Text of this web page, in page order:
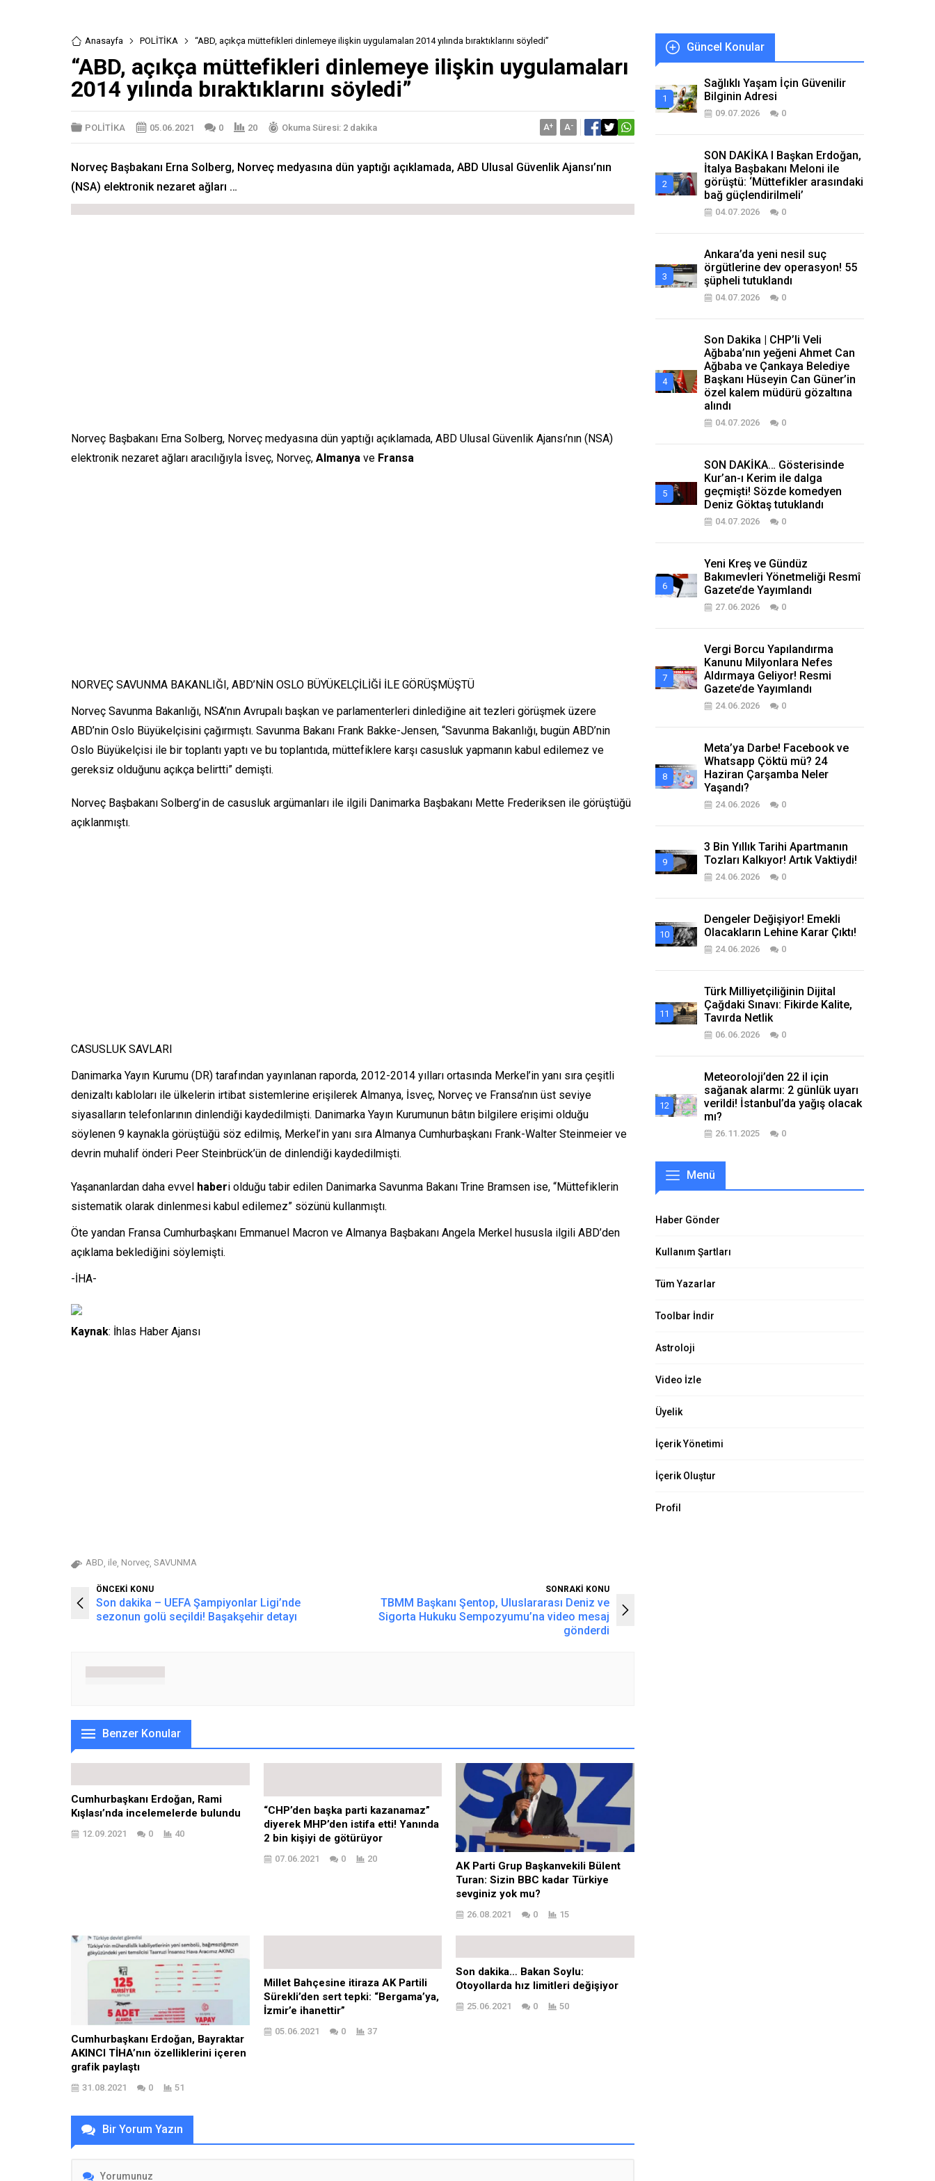
Anasayfa POLİTİKA “ABD, açıkça müttefikleri dinlemeye ilişkin uygulamaları 2014 yılında bıraktıklarını söyledi”
“ABD, açıkça müttefikleri dinlemeye ilişkin uygulamaları
2014 yılında bıraktıklarını söyledi”
POLİTİKA 05.06.2021 0 20 Okuma Süresi: 2 dakika A+ A-
Norveç Başbakanı Erna Solberg, Norveç medyasına dün yaptığı açıklamada, ABD Ulusal Güvenlik Ajansı’nın
(NSA) elektronik nezaret ağları …
Norveç Başbakanı Erna Solberg, Norveç medyasına dün yaptığı açıklamada, ABD Ulusal Güvenlik Ajansı’nın (NSA)
elektronik nezaret ağları aracılığıyla İsveç, Norveç, Almanya ve Fransa
NORVEÇ SAVUNMA BAKANLIĞI, ABD’NİN OSLO BÜYÜKELÇİLİĞİ İLE GÖRÜŞMÜŞTÜ
Norveç Savunma Bakanlığı, NSA’nın Avrupalı başkan ve parlamenterleri dinlediğine ait tezleri görüşmek üzere
ABD’nin Oslo Büyükelçisini çağırmıştı. Savunma Bakanı Frank Bakke-Jensen, “Savunma Bakanlığı, bugün ABD’nin
Oslo Büyükelçisi ile bir toplantı yaptı ve bu toplantıda, müttefiklere karşı casusluk yapmanın kabul edilemez ve
gereksiz olduğunu açıkça belirtti” demişti.
Norveç Başbakanı Solberg’in de casusluk argümanları ile ilgili Danimarka Başbakanı Mette Frederiksen ile görüştüğü
açıklanmıştı.
CASUSLUK SAVLARI
Danimarka Yayın Kurumu (DR) tarafından yayınlanan raporda, 2012-2014 yılları ortasında Merkel’in yanı sıra çeşitli
denizaltı kabloları ile ülkelerin irtibat sistemlerine erişilerek Almanya, İsveç, Norveç ve Fransa’nın üst seviye
siyasalların telefonlarının dinlendiği kaydedilmişti. Danimarka Yayın Kurumunun bâtın bilgilere erişimi olduğu
söylenen 9 kaynakla görüştüğü söz edilmiş, Merkel’in yanı sıra Almanya Cumhurbaşkanı Frank-Walter Steinmeier ve
devrin muhalif önderi Peer Steinbrück’ün de dinlendiği kaydedilmişti.
Yaşananlardan daha evvel haberi olduğu tabir edilen Danimarka Savunma Bakanı Trine Bramsen ise, “Müttefiklerin
sistematik olarak dinlenmesi kabul edilemez” sözünü kullanmıştı.
Öte yandan Fransa Cumhurbaşkanı Emmanuel Macron ve Almanya Başbakanı Angela Merkel hususla ilgili ABD’den
açıklama beklediğini söylemişti.
-İHA-
Kaynak: İhlas Haber Ajansı
ABD, ile, Norveç, SAVUNMA
ÖNCEKİ KONU
Son dakika – UEFA Şampiyonlar Ligi’nde
sezonun golü seçildi! Başakşehir detayı
SONRAKİ KONU
TBMM Başkanı Şentop, Uluslararası Deniz ve
Sigorta Hukuku Sempozyumu’na video mesaj
gönderdi
Benzer Konular
Cumhurbaşkanı Erdoğan, Rami
Kışlası’nda incelemelerde bulundu
12.09.2021 0 40
“CHP’den başka parti kazanamaz”
diyerek MHP’den istifa etti! Yanında
2 bin kişiyi de götürüyor
07.06.2021 0 20
AK Parti Grup Başkanvekili Bülent
Turan: Sizin BBC kadar Türkiye
sevginiz yok mu?
26.08.2021 0 15
Cumhurbaşkanı Erdoğan, Bayraktar
AKINCI TİHA’nın özelliklerini içeren
grafik paylaştı
31.08.2021 0 51
Millet Bahçesine itiraza AK Partili
Sürekli’den sert tepki: “Bergama’ya,
İzmir’e ihanettir”
05.06.2021 0 37
Son dakika… Bakan Soylu:
Otoyollarda hız limitleri değişiyor
25.06.2021 0 50
Bir Yorum Yazın
Güncel Konular
Sağlıklı Yaşam İçin Güvenilir
Bilginin Adresi
09.07.2026 0
SON DAKİKA I Başkan Erdoğan,
İtalya Başbakanı Meloni ile
görüştü: ‘Müttefikler arasındaki
bağ güçlendirilmeli’
04.07.2026 0
Ankara’da yeni nesil suç
örgütlerine dev operasyon! 55
şüpheli tutuklandı
04.07.2026 0
Son Dakika | CHP’li Veli
Ağbaba’nın yeğeni Ahmet Can
Ağbaba ve Çankaya Belediye
Başkanı Hüseyin Can Güner’in
özel kalem müdürü gözaltına
alındı
04.07.2026 0
SON DAKİKA… Gösterisinde
Kur’an-ı Kerim ile dalga
geçmişti! Sözde komedyen
Deniz Göktaş tutuklandı
04.07.2026 0
Yeni Kreş ve Gündüz
Bakımevleri Yönetmeliği Resmî
Gazete’de Yayımlandı
27.06.2026 0
Vergi Borcu Yapılandırma
Kanunu Milyonlara Nefes
Aldırmaya Geliyor! Resmi
Gazete’de Yayımlandı
24.06.2026 0
Meta’ya Darbe! Facebook ve
Whatsapp Çöktü mü? 24
Haziran Çarşamba Neler
Yaşandı?
24.06.2026 0
3 Bin Yıllık Tarihi Apartmanın
Tozları Kalkıyor! Artık Vaktiydi!
24.06.2026 0
Dengeler Değişiyor! Emekli
Olacakların Lehine Karar Çıktı!
24.06.2026 0
Türk Milliyetçiliğinin Dijital
Çağdaki Sınavı: Fikirde Kalite,
Tavırda Netlik
06.06.2026 0
Meteoroloji’den 22 il için
sağanak alarmı: 2 günlük uyarı
verildi! İstanbul’da yağış olacak
mı?
26.11.2025 0
Menü
Haber Gönder
Kullanım Şartları
Tüm Yazarlar
Toolbar İndir
Astroloji
Video İzle
Üyelik
İçerik Yönetimi
İçerik Oluştur
Profil